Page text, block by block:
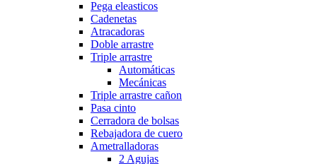
Pega eleasticos
Cadenetas
Atracadoras
Doble arrastre
Triple arrastre
Automáticas
Mecánicas
Triple arrastre cañon
Pasa cinto
Cerradora de bolsas
Rebajadora de cuero
Ametralladoras
2 Agujas